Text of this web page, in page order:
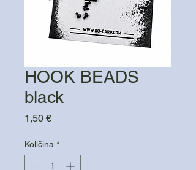
HOOK BEADS
black
1,50 €Cijena
Količina *